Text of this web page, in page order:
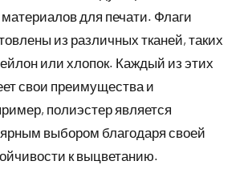
для печати. Флаги
из различных тканей, таких
или хлопок. Каждый из этих
свои преимущества и
полиэстер является
выбором благодаря своей
к выцветанию.